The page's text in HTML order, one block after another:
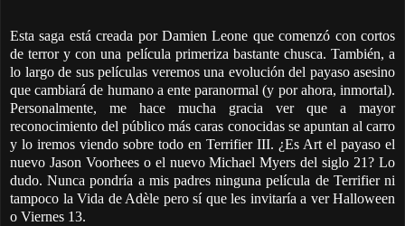
Esta saga está creada por Damien Leone que comenzó con cortos
de terror y con una película primeriza bastante chusca. También, a
lo largo de sus películas veremos una evolución del payaso asesino
que cambiará de humano a ente paranormal (y por ahora, inmortal).
Personalmente, me hace mucha gracia ver que a mayor
reconocimiento del público más caras conocidas se apuntan al carro
y lo iremos viendo sobre todo en Terrifier III. ¿Es Art el payaso el
nuevo Jason Voorhees o el nuevo Michael Myers del siglo 21? Lo
dudo. Nunca pondría a mis padres ninguna película de Terrifier ni
tampoco la Vida de Adèle pero sí que les invitaría a ver Halloween
o Viernes 13.